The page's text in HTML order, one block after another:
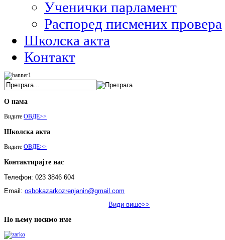
Ученички парламент
Распоред писмених провера
Школска акта
Контакт
О нама
Видите ОВДЕ>>
Школска акта
Видите ОВДЕ>>
Контактирајте нас
Телефон: 023 3846 604
Email: osbokazarkozrenjanin@gmail.com
Види више>>
По њему носимо име